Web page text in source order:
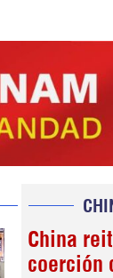
China
coerción